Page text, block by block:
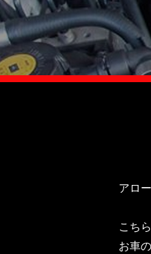
アロ
こち
お車